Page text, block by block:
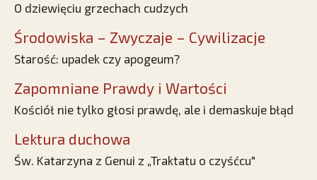
O dziewięciu grzechach cudzych
Środowiska – Zwyczaje – Cywilizacje
Starość: upadek czy apogeum?
Zapomniane Prawdy i Wartości
Kościół nie tylko głosi prawdę, ale i demaskuje błąd
Lektura duchowa
Św. Katarzyna z Genui z „Traktatu o czyśćcu"